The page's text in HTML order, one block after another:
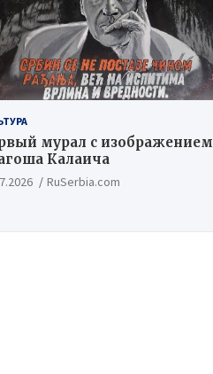
мурал с изображением
Калаича
RuSerbia.com